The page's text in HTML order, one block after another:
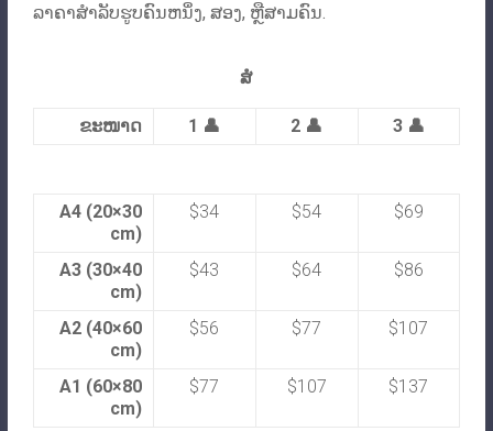
ລາຄາສໍາລັບຮູບຄົນຫນຶ່ງ, ສອງ, ຫຼືສາມຄົນ.
ສໍ
ຂະໜາດ 1 👤 2 👤 3 👤
A4 (20×30
cm)
$34 $54 $69
A3 (30×40
cm)
$43 $64 $86
A2 (40×60
cm)
$56 $77 $107
A1 (60×80
cm)
$77 $107 $137